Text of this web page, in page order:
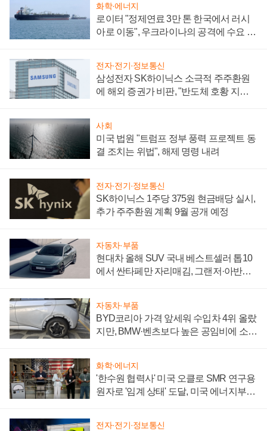
화학·에너지
로이터 "정제연료 3만 톤 한국에서 러시
아로 이동", 우크라이나의 공격에 수요 늘
전자·전기·정보통신
삼성전자 SK하이닉스 소극적 주주환원
에 해외 증권가 비판, "반도체 호황 지속
사회
미국 법원 "트럼프 정부 풍력 프로젝트 동
결 조치는 위법", 해제 명령 내려
전자·전기·정보통신
SK하이닉스 1주당 375원 현금배당 실시,
추가 주주환원 계획 9월 공개 예정
자동차·부품
현대차 올해 SUV 국내 베스트셀러 톱10
에서 싼타페만 자리매김, 그랜저·아반떼
자동차·부품
BYD코리아 가격 앞세워 수입차 4위 올랐
지만, BMW·벤츠보다 높은 공임비에 소비
화학·에너지
'한수원 협력사' 미국 오클로 SMR 연구용
원자로 '임계 상태' 도달, 미국 에너지부
전자·전기·정보통신